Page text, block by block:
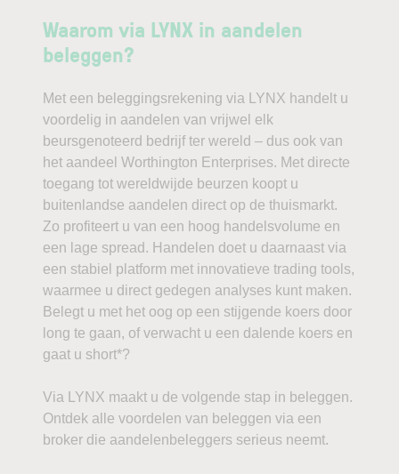
Waarom via LYNX in aandelen
beleggen?
Met een beleggingsrekening via LYNX handelt u
voordelig in aandelen van vrijwel elk
beursgenoteerd bedrijf ter wereld – dus ook van
het aandeel Worthington Enterprises. Met directe
toegang tot wereldwijde beurzen koopt u
buitenlandse aandelen direct op de thuismarkt.
Zo profiteert u van een hoog handelsvolume en
een lage spread. Handelen doet u daarnaast via
een stabiel platform met innovatieve trading tools,
waarmee u direct gedegen analyses kunt maken.
Belegt u met het oog op een stijgende koers door
long te gaan, of verwacht u een dalende koers en
gaat u short*?
Via LYNX maakt u de volgende stap in beleggen.
Ontdek alle voordelen van beleggen via een
broker die aandelenbeleggers serieus neemt.